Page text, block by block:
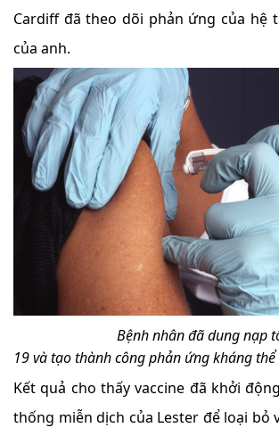
Cardiff đã theo dõi phản ứng của hệ
của anh.
Bệnh nhân đã dung nạp
19 và tạo thành công phản ứng kháng
Kết quả cho thấy vaccine đã khởi
thống miễn dịch của Lester để loại bỏ